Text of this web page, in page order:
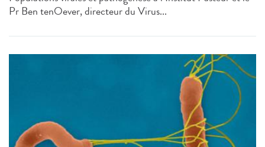
Pr Ben tenOever, directeur du Virus...